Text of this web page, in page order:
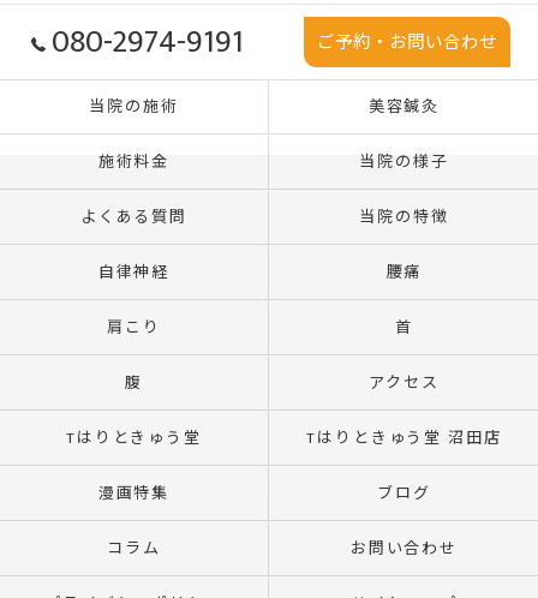
080-2974-9191 ご予約・お問い合わせ
当院の施術 美容鍼灸
施術料金 当院の様子
よくある質問 当院の特徴
自律神経 腰痛
肩こり 首
腹 アクセス
Tはりときゅう堂 Tはりときゅう堂 沼田店
漫画特集 ブログ
コラム お問い合わせ